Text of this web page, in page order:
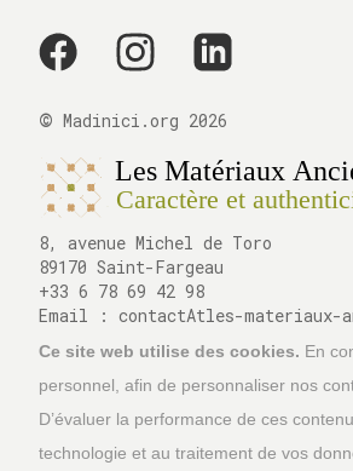
© Madinici.org 2026
8, avenue Michel de Toro
89170 Saint-Fargeau
+33 6 78 69 42 98
Email : contactAtles-materiaux-
Ce site web utilise des cookies. En
personnel, afin de personnaliser nos
D’évaluer la performance de ces
technologie et au traitement de vos